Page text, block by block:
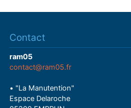
Contact
ram05
contact@ram05.fr
• "La Manutention"
Espace Delaroche